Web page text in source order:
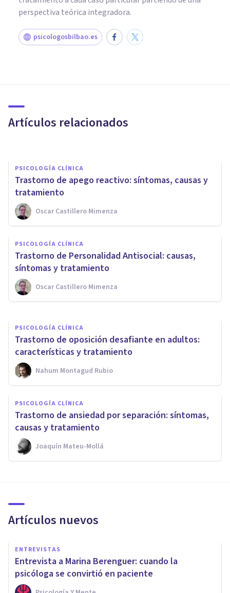
perspectiva teórica integradora.
psicologosbilbao.es
Artículos relacionados
(TIDP)
PSICOLOGÍA CLÍNICA
Trastorno de apego reactivo: síntomas, causas y
tratamiento
Oscar Castillero Mimenza
PSICOLOGÍA CLÍNICA
Trastorno de Personalidad Antisocial: causas,
síntomas y tratamiento
Oscar Castillero Mimenza
PSICOLOGÍA CLÍNICA
Trastorno afectivo estacional
en verano: ¿cómo afecta a las
vacaciones?
Adhara Psicología
PSICOLOGÍA CLÍNICA
Trastorno de oposición desafiante en adultos:
características y tratamiento
Nahum Montagud Rubio
PSICOLOGÍA CLÍNICA
Trastorno de ansiedad por separación: síntomas,
causas y tratamiento
Joaquín Mateu-Mollá
Artículos nuevos
ENTREVISTAS
Entrevista a Marina Berenguer: cuando la
psicóloga se convirtió en paciente